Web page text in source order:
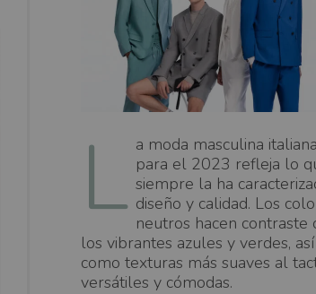
L a moda masculina italiana
para el 2023 refleja lo
siempre la ha
diseño y calidad. Los
neutros hacen contraste
los vibrantes azules y verdes, así
como texturas más suaves al
versátiles y cómodas.